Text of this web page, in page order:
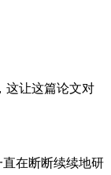
这让这篇论文对
在断断续续地研